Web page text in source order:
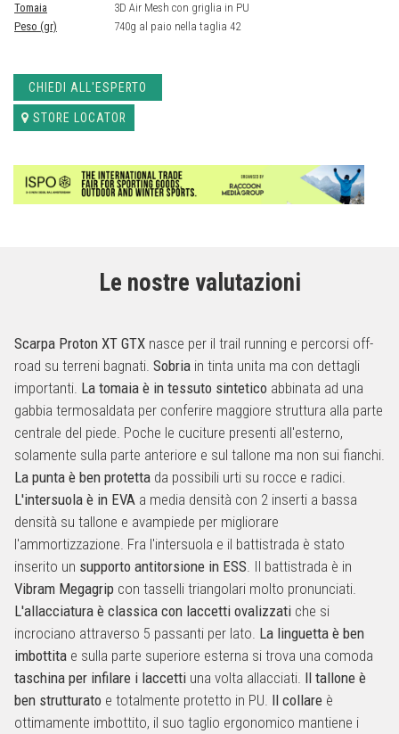
Tomaia
3D Air Mesh con griglia in PU
Peso (gr)
740g al paio nella taglia 42
CHIEDI ALL'ESPERTO
STORE LOCATOR
Le nostre valutazioni
Scarpa Proton XT GTX nasce per il trail running e percorsi off-
road su terreni bagnati. Sobria in tinta unita ma con dettagli
importanti. La tomaia è in tessuto sintetico abbinata ad una
gabbia termosaldata per conferire maggiore struttura alla parte
centrale del piede. Poche le cuciture presenti all'esterno,
solamente sulla parte anteriore e sul tallone ma non sui fianchi.
La punta è ben protetta da possibili urti su rocce e radici.
L'intersuola è in EVA a media densità con 2 inserti a bassa
densità su tallone e avampiede per migliorare
l'ammortizzazione. Fra l'intersuola e il battistrada è stato
inserito un supporto antitorsione in ESS . Il battistrada è in
Vibram Megagrip con tasselli triangolari molto pronunciati.
L'allacciatura è classica con laccetti ovalizzati che si
incrociano attraverso 5 passanti per lato. La linguetta è ben
imbottita e sulla parte superiore esterna si trova una comoda
taschina per infilare i laccetti una volta allacciati. Il tallone è
ben strutturato e totalmente protetto in PU. Il collare è
ottimamente imbottito, il suo taglio ergonomico mantiene i